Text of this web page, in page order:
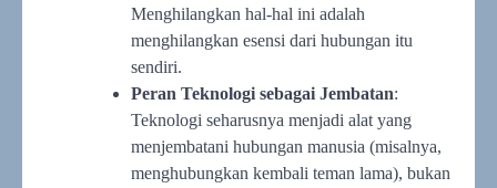
Menghilangkan hal-hal ini adalah
menghilangkan esensi dari hubungan itu
sendiri.
Peran Teknologi sebagai Jembatan:
Teknologi seharusnya menjadi alat yang
menjembatani hubungan manusia (misalnya,
menghubungkan kembali teman lama), bukan